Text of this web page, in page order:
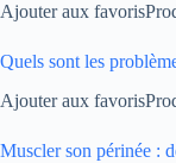
Ajouter aux
Quels sont les
Ajouter aux
Muscler son périnée :